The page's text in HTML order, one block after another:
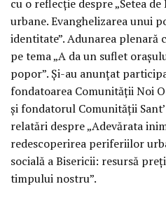
cu o reflecţie despre „Setea
urbane. Evanghelizarea unui
identitate”. Adunarea plenară
pe tema „A da un suflet
popor”. Şi-au anunţat
fondatoarea Comunităţii Noi
şi fondatorul Comunităţii
relatări despre „Adevărata
redescoperirea periferiilor
socială a Bisericii: resursă
timpului nostru”.